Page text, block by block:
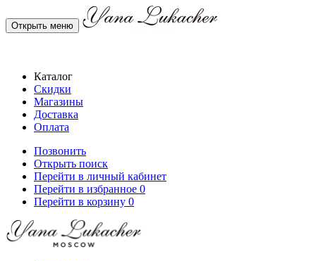
Открыть меню
Каталог
Скидки
Магазины
Доставка
Оплата
Позвонить
Открыть поиск
Перейти в личный кабинет
Перейти в избранное 0
Перейти в корзину 0